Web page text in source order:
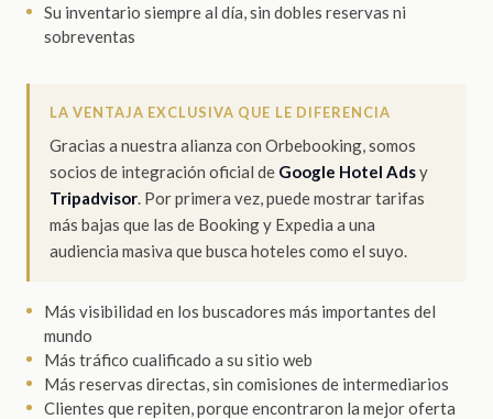
Su inventario siempre al día, sin dobles reservas ni
sobreventas
LA VENTAJA EXCLUSIVA QUE LE DIFERENCIA
Gracias a nuestra alianza con Orbebooking, somos
socios de integración oficial de Google Hotel Adsy
Tripadvisor . Por primera vez, puede mostrar tarifas
más bajas que las de Booking y Expedia a una
audiencia masiva que busca hoteles como el suyo.
Más visibilidad en los buscadores más importantes del
mundo
Más tráfico cualificado a su sitio web
Más reservas directas, sin comisiones de intermediarios
Clientes que repiten, porque encontraron la mejor oferta